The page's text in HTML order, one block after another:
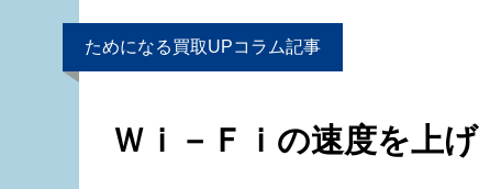
ためになる買取UPコラム記事
Ｗｉ－Ｆｉの速度を上